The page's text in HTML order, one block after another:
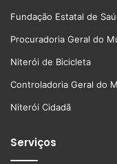
Fundação Estatal de
Procuradoria Geral do
Niterói de Bicicleta
Controladoria Geral do
Niterói Cidadã
Serviços